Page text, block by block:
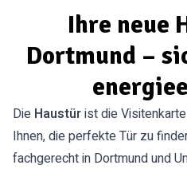
Ihre neue
Dortmund –
Die Haustürist die
Ihnen, die perfekte Tür zu
fachgerecht in Dortmund und